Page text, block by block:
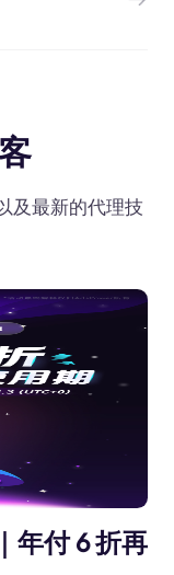
及最新的代理技
年付 6 折再